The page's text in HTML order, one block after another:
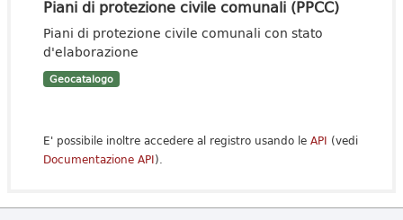
Piani di protezione civile comunali (PPCC)
Piani di protezione civile comunali con stato
d'elaborazione
Geocatalogo
E' possibile inoltre accedere al registro usando le API (vedi
Documentazione API).